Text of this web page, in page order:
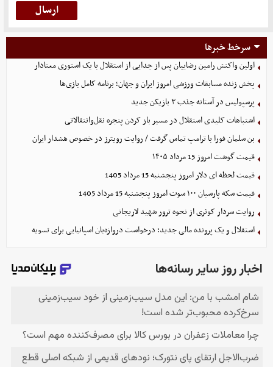
سرخط خبرها
اولین واکنش رامین رضاییان پس از جدایی از استقلال با یک استوری معنادار
پخش زنده مسابقات ورزشی امروز ایران و جهان؛ برنامه کامل بازی‌ها
پرسپولیس در آستانه جذب ۳ بازیکن جدید
اشتباهات کلیدی استقلال در مسیر باز کردن پنجره نقل‌وانتقالاتی
بن سلمان فورا با ترامپ تماس گرفت / روایت رویترز در خصوص هشدار ایران
قیمت گوشت امروز 15 مرداد ۱۴۰۵
قیمت لحظه ای دلار امروز پنجشنبه 15 مرداد 1405
قیمت سکه پارسیان ۱۰۰ سوت امروز پنجشنبه 15 مرداد 1405
روایت سردار کوثری از نحوه ترور شهید لاریجانی
استقلال و یک پرونده مالی جدید؛ درخواست دروازه‌بان اسپانیایی برای تسویه